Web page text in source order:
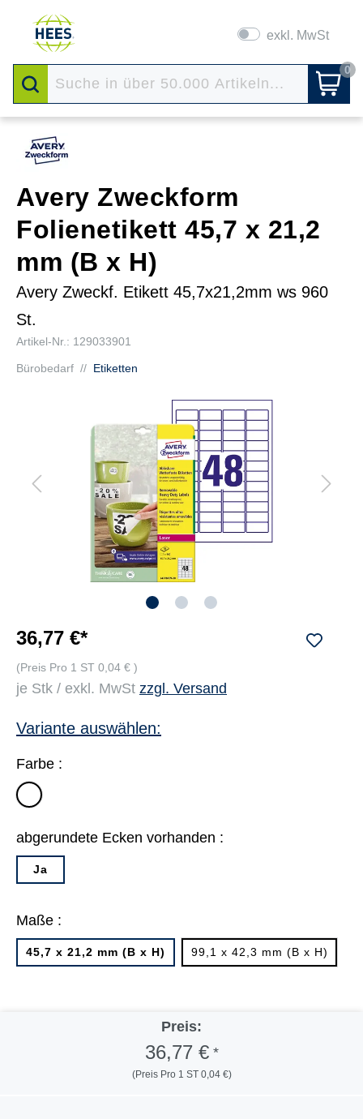
exkl. MwSt
0
Avery Zweckform
Folienetikett 45,7 x 21,2
mm (B x H)
Avery Zweckf. Etikett 45,7x21,2mm ws 960
St.
Artikel-Nr.: 129033901
Bürobedarf // Etiketten
36,77 €*
(Preis Pro 1 ST 0,04 € )
je Stk / exkl. MwSt zzgl. Versand
Variante auswählen:
Farbe :
weiß
abgerundete Ecken vorhanden :
Ja
Maße :
45,7 x 21,2 mm (B x H) 99,1 x 42,3 mm (B x H)
Preis:
36,77 €*
(Preis Pro 1 ST 0,04 €)